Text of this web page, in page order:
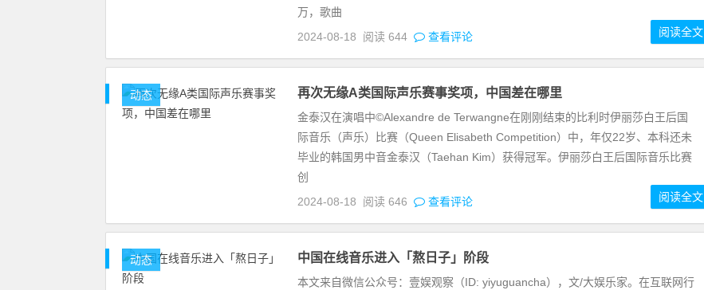
万，歌曲
2024-08-18
阅读 644 查看评论 阅读全文
动态 再次无缘A类国际声乐赛事奖项，中国差在哪里
金泰汉在演唱中©Alexandre de Terwangne在刚刚结束的比利时伊丽莎白王后国
际音乐（声乐）比赛（Queen Elisabeth Competition）中，年仅22岁、本科还未
毕业的韩国男中音金泰汉（Taehan Kim）获得冠军。伊丽莎白王后国际音乐比赛
创
2024-08-18
阅读 646 查看评论 阅读全文
动态 中国在线音乐进入「熬日子」阶段
本文来自微信公众号：壹娱观察（ID: yiyuguancha），文/大娱乐家。在互联网行